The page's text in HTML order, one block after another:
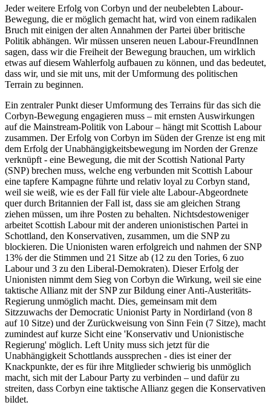
Jeder weitere Erfolg von Corbyn und der neubelebten Labour-
Bewegung, die er möglich gemacht hat, wird von einem radikalen
Bruch mit einigen der alten Annahmen der Partei über britische
Politik abhängen. Wir müssen unseren neuen Labour-FreundInnen
sagen, dass wir die Freiheit der Bewegung brauchen, um wirklich
etwas auf diesem Wahlerfolg aufbauen zu können, und das bedeutet,
dass wir, und sie mit uns, mit der Umformung des politischen
Terrain zu beginnen.
Ein zentraler Punkt dieser Umformung des Terrains für das sich die
Corbyn-Bewegung engagieren muss – mit ernsten Auswirkungen
auf die Mainstream-Politik von Labour – hängt mit Scottish Labour
zusammen. Der Erfolg von Corbyn im Süden der Grenze ist eng mit
dem Erfolg der Unabhängigkeitsbewegung im Norden der Grenze
verknüpft - eine Bewegung, die mit der Scottish National Party
(SNP) brechen muss, welche eng verbunden mit Scottish Labour
eine tapfere Kampagne führte und relativ loyal zu Corbyn stand,
weil sie weiß, wie es der Fall für viele alte Labour-Abgeordnete
quer durch Britannien der Fall ist, dass sie am gleichen Strang
ziehen müssen, um ihre Posten zu behalten. Nichtsdestoweniger
arbeitet Scottish Labour mit der anderen unionistischen Partei in
Schottland, den Konservativen, zusammen, um die SNP zu
blockieren. Die Unionisten waren erfolgreich und nahmen der SNP
13% der die Stimmen und 21 Sitze ab (12 zu den Tories, 6 zuo
Labour und 3 zu den Liberal-Demokraten). Dieser Erfolg der
Unionisten nimmt dem Sieg von Corbyn die Wirkung, weil sie eine
taktische Allianz mit der SNP zur Bildung einer Anti-Austeritäts-
Regierung unmöglich macht. Dies, gemeinsam mit dem
Sitzzuwachs der Democratic Unionist Party in Nordirland (von 8
auf 10 Sitze) und der Zurückweisung von Sinn Fein (7 Sitze), macht
zumindest auf kurze Sicht eine 'Konservativ und Unionistische
Regierung' möglich. Left Unity muss sich jetzt für die
Unabhängigkeit Schottlands aussprechen - dies ist einer der
Knackpunkte, der es für ihre Mitglieder schwierig bis unmöglich
macht, sich mit der Labour Party zu verbinden – und dafür zu
streiten, dass Corbyn eine taktische Allianz gegen die Konservativen
bildet.